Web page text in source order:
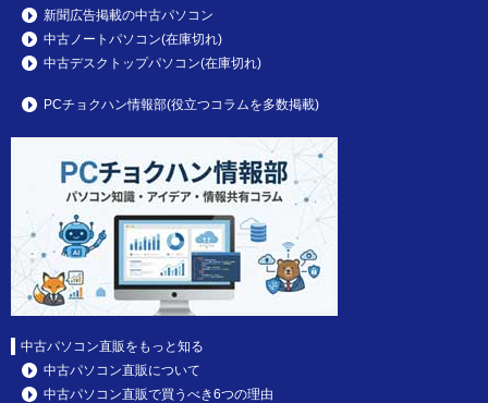
新聞広告掲載の中古パソコン
中古ノートパソコン(在庫切れ)
中古デスクトップパソコン(在庫切れ)
PCチョクハン情報部(役立つコラムを多数掲載)
中古パソコン直販をもっと知る
中古パソコン直販について
中古パソコン直販で買うべき6つの理由